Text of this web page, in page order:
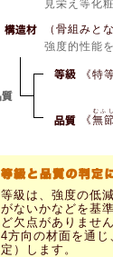
見栄え等化
（骨組みと
強度的性能
《特
《無
むふ
等級は、強度の低
がないかなどを基
ど欠点がありませ
4方向の材面を通
定）します。